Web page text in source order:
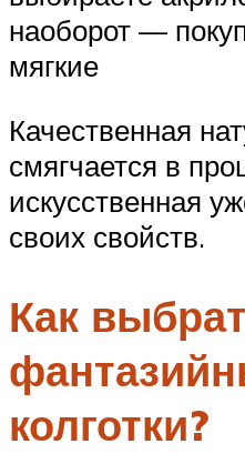
наоборот —
мягкие
Качественная
смягчается в
искусственная
своих свойств.
Как
колготки?